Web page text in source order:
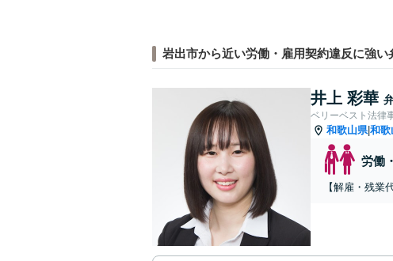
岩出市から近い労働・雇用契約違反に強い
井上 彩華
ベリーベスト法律
和歌山県|和歌
労働
【解雇・残業